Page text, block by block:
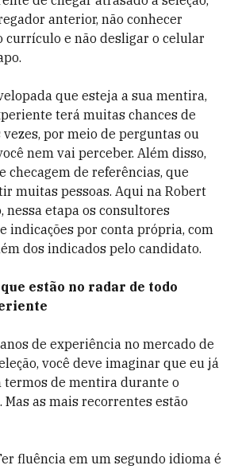
anterior, não conhecer
currículo e não desligar o celular
que esteja a sua mentira,
terá muitas chances de
vezes, por meio de perguntas ou
nem vai perceber. Além disso,
checagem de referências, que
muitas pessoas. Aqui na Robert
nessa etapa os consultores
indicações por conta própria, com
dos indicados pelo candidato.
estão no radar de todo
de experiência no mercado de
você deve imaginar que eu já
termos de mentira durante o
Mas as mais recorrentes estão
fluência em um segundo idioma é